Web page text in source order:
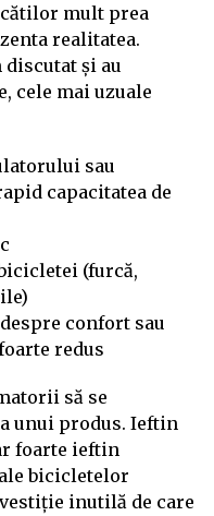
mult prea
realitatea.
discutat și au
cele mai uzuale
sau
capacitatea de
(furcă,
confort sau
redus
să se
unui produs. Ieftin
foarte ieftin
bicicletelor
inutilă de care